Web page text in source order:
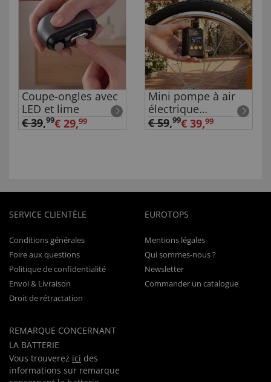
Coupe-ongles avec
LED et lime
€ 39,99€ 29,99
Mini pompe à air
électrique
rechargeable
€ 59,99€ 39,99
SERVICE CLIENTÈLE
Conditions générales
Foire aux questions
Politique de confidentialité
Envoi & Livraison
Droit de rétractation
REMARQUE CONCERNANT
LA BATTERIE
Vous trouverez ici des
informations sur remarque
EUROTOPS
Mentions légales
Qui sommes-nous ?
Newsletter
Commander un catalogue